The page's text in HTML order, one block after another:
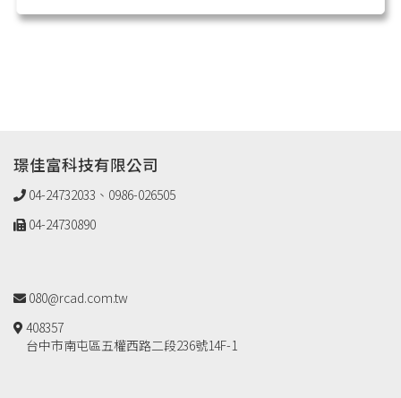
璟佳富科技有限公司
04-24732033、0986-026505
04-24730890
080@rcad.com.tw
408357
台中市南屯區五權西路二段236號14F-1